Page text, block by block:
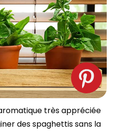
très appréciée
des spaghettis sans la